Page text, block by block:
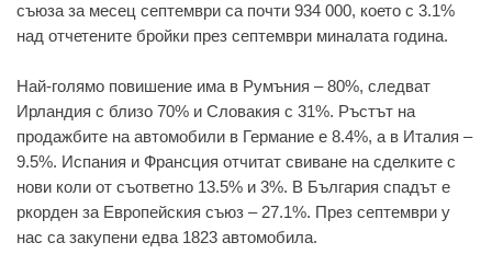
съюза за месец септември са почти 934 000, което с 3.1%
над отчетените бройки през септември миналата година.
Най-голямо повишение има в Румъния – 80%, следват
Ирландия с близо 70% и Словакия с 31%. Ръстът на
продажбите на автомобили в Германие е 8.4%, а в Италия –
9.5%. Испания и Франсция отчитат свиване на сделките с
нови коли от съответно 13.5% и 3%. В България спадът е
ркорден за Европейския съюз – 27.1%. През септември у
нас са закупени едва 1823 автомобила.